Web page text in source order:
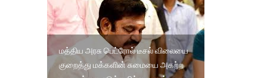
மத்திய அரசு பெட்ரோல் டீசல் விலையை
குறைத்து மக்களின் சுமையை அகற்ற